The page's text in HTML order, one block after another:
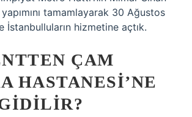
tamamlayarak 30 Ağustos
İstanbulluların hizmetine açtık.
ÇAM
HASTANESI’NE